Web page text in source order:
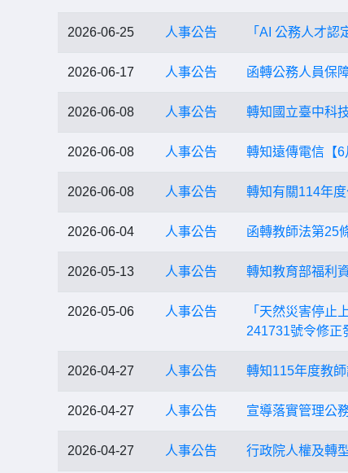
2026-06-25 人事公告 「AI 公務人才
2026-06-17 人事公告 函轉公務人員保
2026-06-08 人事公告 轉知國立臺中科
2026-06-08 人事公告 轉知遠傳電信【6
2026-06-08 人事公告 轉知有關114年
2026-06-04 人事公告 函轉教師法第25
2026-05-13 人事公告 轉知教育部福利
2026-05-06 人事公告
「天然災害停止
241731號令修正
2026-04-27 人事公告 轉知115年度教
2026-04-27 人事公告 宣導落實管理公
2026-04-27 人事公告 行政院人權及轉